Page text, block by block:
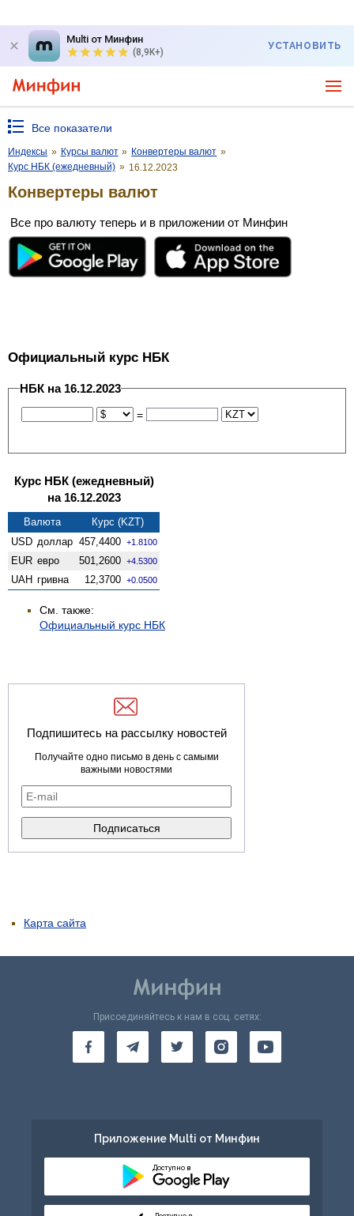
Multi от Минфин
(8,9K+)
УСТАНОВИТЬ
Все показатели
Индексы » Курсы валют » Конвертеры валют »
Курс НБК (ежедневный) » 16.12.2023
Конвертеры валют
Все про валюту теперь и в приложении от Минфин
Официальный курс НБК
НБК на 16.12.2023
=
Курс НБК (ежедневный)
на 16.12.2023
Валюта
Курс (KZT)
USD доллар 457,4400 +1.8100
EUR евро 501,2600 +4.5300
UAH гривна 12,3700 +0.0500
См. также:
Официальный курс НБК
Подпишитесь на рассылку новостей
Получайте одно письмо в день с самыми
важными новостями
Карта сайта
Присоединяйтесь к нам в соц. сетях:
Приложение Multi от Минфин
Доступно в